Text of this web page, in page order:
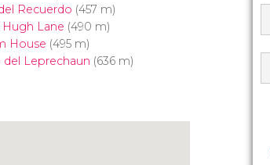
Recuerdo (457 m)
Hugh Lane (490 m)
House (495 m)
del Leprechaun (636 m)